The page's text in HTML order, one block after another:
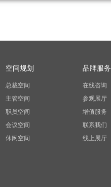
空间规划
总裁空间
主管空间
职员空间
会议空间
休闲空间
品牌服务
在线咨询
参观展厅
增值服务
联系我们
线上展厅